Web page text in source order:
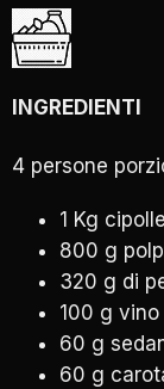
INGREDIENTI
4 persone
1 Kg
800 g
320 g di
100 g
60 g
60 g